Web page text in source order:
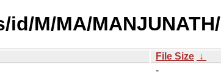
M/MA/MANJUNATH/
File Size ↓
-